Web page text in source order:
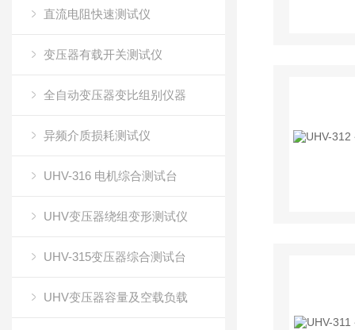
直流电阻快速测试仪
变压器有载开关测试仪
全自动变压器变比组别仪器
异频介质损耗测试仪
UHV-316 电机综合测试台
UHV变压器绕组变形测试仪
UHV-315变压器综合测试台
UHV变压器容量及空载负载